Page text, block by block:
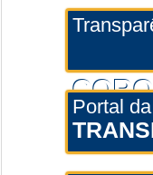
Portal da